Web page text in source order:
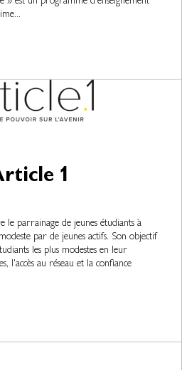
1
le parrainage de jeunes étudiants à
par de jeunes actifs. Son objectif
les plus modestes en leur
l'accès au réseau et la confiance